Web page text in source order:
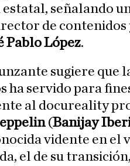
estatal, señalando
de
Pablo López.
sugiere que
ha servido para
al docureality
(Banijay
vidente en el
el de su